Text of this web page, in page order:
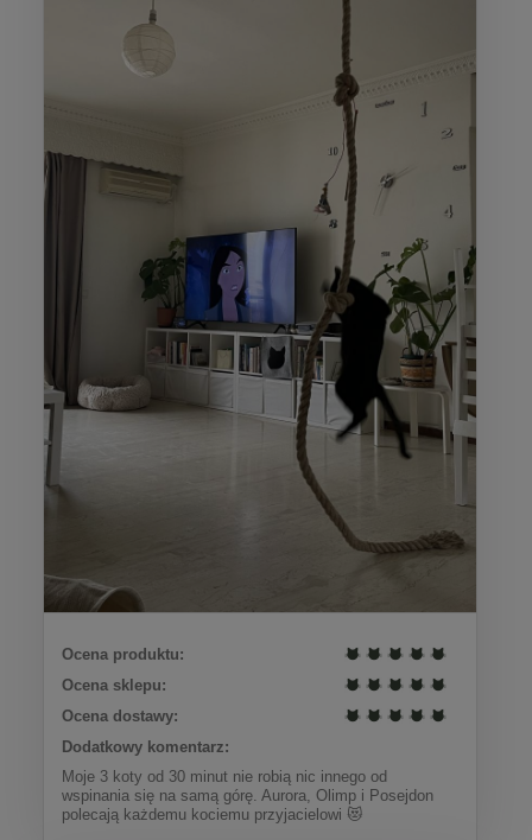
Ocena produktu:
Ocena sklepu:
Ocena dostawy:
Dodatkowy komentarz:
Moje 3 koty od 30 minut nie robią nic innego od
wspinania się na samą górę. Aurora, Olimp i Posejdon
polecają każdemu kociemu przyjacielowi 😻